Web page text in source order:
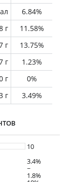
6.84%
г
11.58%
г
13.75%
г
1.23%
г
0%
г 3.49%
10
3.4%
~
1.8%